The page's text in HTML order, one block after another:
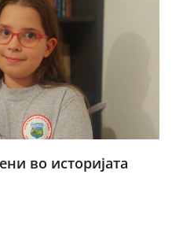
во историјата